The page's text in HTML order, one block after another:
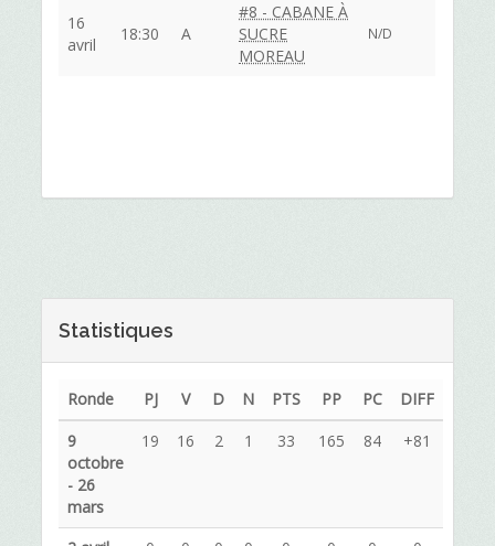
16
avril
18:30 A
#8 - CABANE À
SUCRE
MOREAU
N/D
Statistiques
Ronde PJ V D N PTS PP PC
DIFF
9
octobre
- 26
mars
19 16 2 1 33 165 84 +81